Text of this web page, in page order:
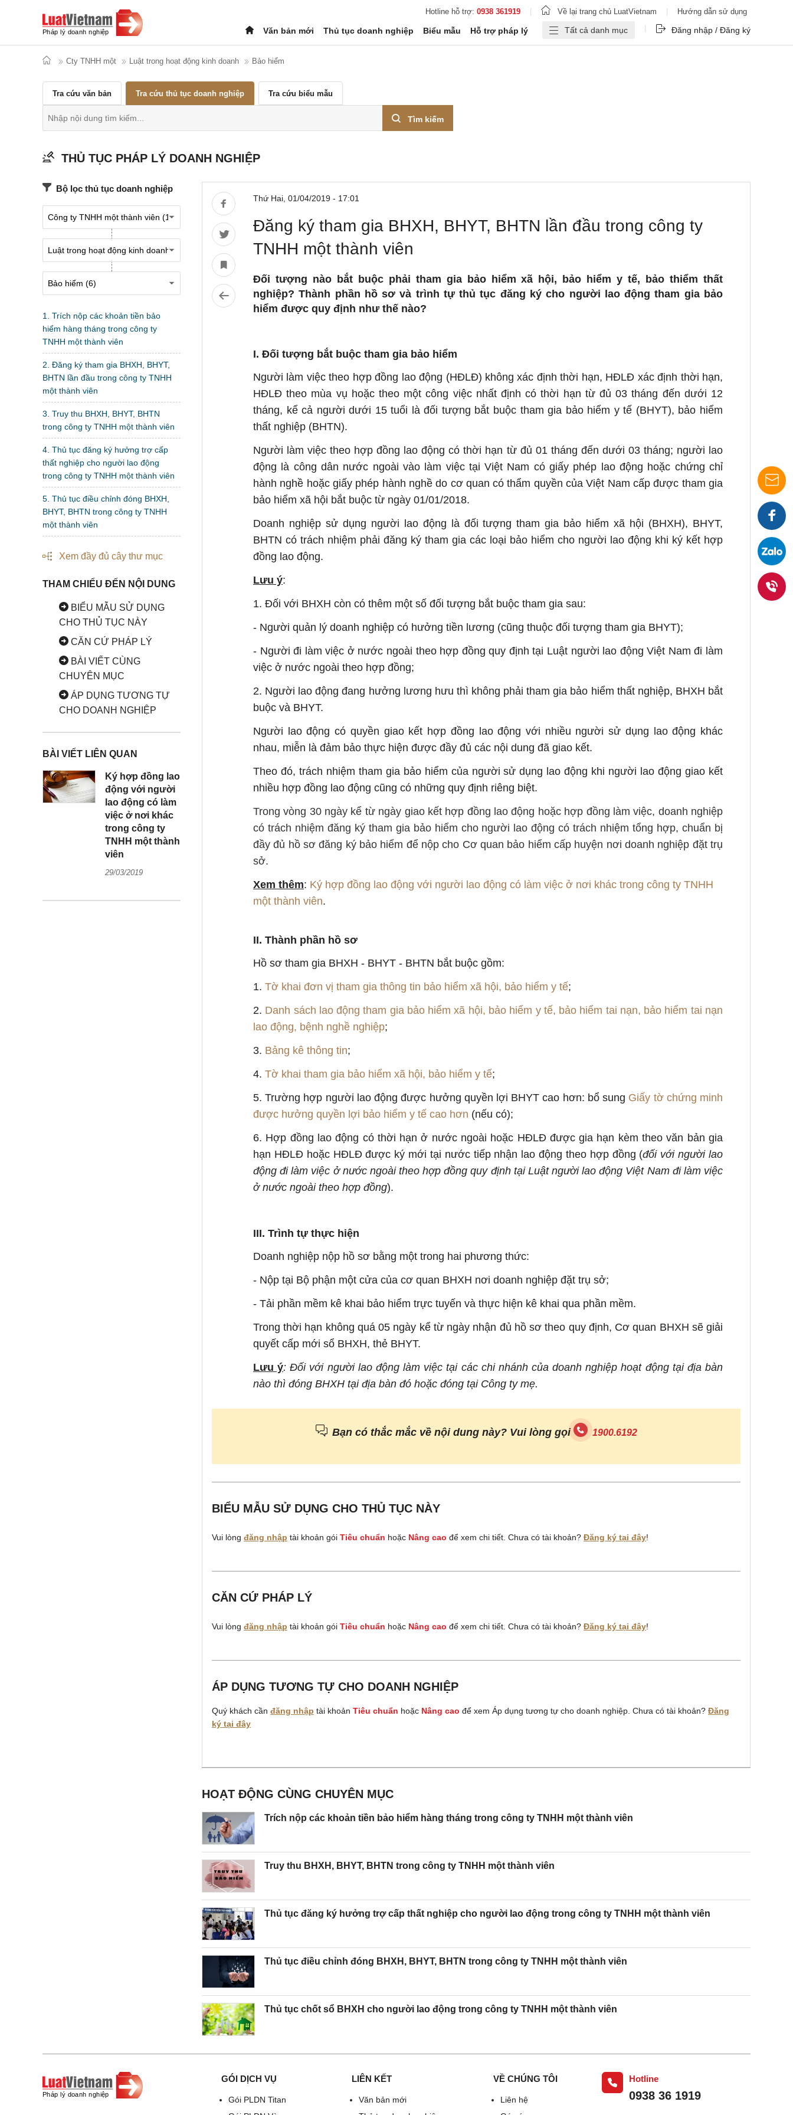
Hotline hỗ trợ: 0938 361919 Về lại trang chủ LuatVietnam Hướng dẫn sử dụng
Văn bản mới Thủ tục doanh nghiệp Biểu mẫu Hỗ trợ pháp lý Tất cả danh mục | Đăng nhập / Đăng ký
Cty TNHH một Luật trong hoạt động kinh doanh Bảo hiểm
Tra cứu văn bản Tra cứu thủ tục doanh nghiệp Tra cứu biểu mẫu
Tìm kiếm
THỦ TỤC PHÁP LÝ DOANH NGHIỆP
Thứ Hai, 01/04/2019 - 17:01
Đăng ký tham gia BHXH, BHYT, BHTN lần đầu trong công ty
TNHH một thành viên
Đối tượng nào bắt buộc phải tham gia bảo hiểm xã hội, bảo hiểm y tế, bảo thiểm thất
nghiệp? Thành phần hồ sơ và trình tự thủ tục đăng ký cho người lao động tham gia bảo
hiểm được quy định như thế nào?
I. Đối tượng bắt buộc tham gia bảo hiểm
Người làm việc theo hợp đồng lao động (HĐLĐ) không xác định thời hạn, HĐLĐ xác định thời hạn,
HĐLĐ theo mùa vụ hoặc theo một công việc nhất định có thời hạn từ đủ 03 tháng đến dưới 12
tháng, kể cả người dưới 15 tuổi là đối tượng bắt buộc tham gia bảo hiểm y tế (BHYT), bảo hiểm
thất nghiệp (BHTN).
Người làm việc theo hợp đồng lao động có thời hạn từ đủ 01 tháng đến dưới 03 tháng; người lao
động là công dân nước ngoài vào làm việc tại Việt Nam có giấy phép lao động hoặc chứng chỉ
hành nghề hoặc giấy phép hành nghề do cơ quan có thẩm quyền của Việt Nam cấp được tham gia
bảo hiểm xã hội bắt buộc từ ngày 01/01/2018.
Doanh nghiệp sử dụng người lao động là đối tượng tham gia bảo hiểm xã hội (BHXH), BHYT,
BHTN có trách nhiệm phải đăng ký tham gia các loại bảo hiểm cho người lao động khi ký kết hợp
đồng lao động.
Lưu ý:
1. Đối với BHXH còn có thêm một số đối tượng bắt buộc tham gia sau:
- Người quản lý doanh nghiệp có hưởng tiền lương (cũng thuộc đối tượng tham gia BHYT);
- Người đi làm việc ở nước ngoài theo hợp đồng quy định tại Luật người lao động Việt Nam đi làm
việc ở nước ngoài theo hợp đồng;
2. Người lao động đang hưởng lương hưu thì không phải tham gia bảo hiểm thất nghiệp, BHXH bắt
buộc và BHYT.
Người lao động có quyền giao kết hợp đồng lao động với nhiều người sử dụng lao động khác
nhau, miễn là đảm bảo thực hiện được đầy đủ các nội dung đã giao kết.
Theo đó, trách nhiệm tham gia bảo hiểm của người sử dụng lao động khi người lao động giao kết
nhiều hợp đồng lao động cũng có những quy định riêng biệt.
Trong vòng 30 ngày kể từ ngày giao kết hợp đồng lao động hoặc hợp đồng làm việc, doanh nghiệp
có trách nhiệm đăng ký tham gia bảo hiểm cho người lao động có trách nhiệm tổng hợp, chuẩn bị
đầy đủ hồ sơ đăng ký bảo hiểm để nộp cho Cơ quan bảo hiểm cấp huyện nơi doanh nghiệp đặt trụ
sở.
Xem thêm: Ký hợp đồng lao động với người lao động có làm việc ở nơi khác trong công ty TNHH
một thành viên.
II. Thành phần hồ sơ
Hồ sơ tham gia BHXH - BHYT - BHTN bắt buộc gồm:
1. Tờ khai đơn vị tham gia thông tin bảo hiểm xã hội, bảo hiểm y tế;
2. Danh sách lao động tham gia bảo hiểm xã hội, bảo hiểm y tế, bảo hiểm tai nạn, bảo hiểm tai nạn
lao động, bệnh nghề nghiệp;
3. Bảng kê thông tin;
4. Tờ khai tham gia bảo hiểm xã hội, bảo hiểm y tế;
5. Trường hợp người lao động được hưởng quyền lợi BHYT cao hơn: bổ sung Giấy tờ chứng minh
được hưởng quyền lợi bảo hiểm y tế cao hơn (nếu có);
6. Hợp đồng lao động có thời hạn ở nước ngoài hoặc HĐLĐ được gia hạn kèm theo văn bản gia
hạn HĐLĐ hoặc HĐLĐ được ký mới tại nước tiếp nhận lao động theo hợp đồng (đối với người lao
động đi làm việc ở nước ngoài theo hợp đồng quy định tại Luật người lao động Việt Nam đi làm việc
ở nước ngoài theo hợp đồng).
III. Trình tự thực hiện
Doanh nghiệp nộp hồ sơ bằng một trong hai phương thức:
- Nộp tại Bộ phận một cửa của cơ quan BHXH nơi doanh nghiệp đặt trụ sở;
- Tải phần mềm kê khai bảo hiểm trực tuyến và thực hiện kê khai qua phần mềm.
Trong thời hạn không quá 05 ngày kể từ ngày nhận đủ hồ sơ theo quy định, Cơ quan BHXH sẽ giải
quyết cấp mới sổ BHXH, thẻ BHYT.
Lưu ý: Đối với người lao động làm việc tại các chi nhánh của doanh nghiệp hoạt động tại địa bàn
nào thì đóng BHXH tại địa bàn đó hoặc đóng tại Công ty mẹ.
Bạn có thắc mắc về nội dung này? Vui lòng gọi 1900.6192
BIỂU MẪU SỬ DỤNG CHO THỦ TỤC NÀY
Vui lòng đăng nhập tài khoản gói Tiêu chuẩn hoặc Nâng cao để xem chi tiết. Chưa có tài khoản? Đăng ký tại đây!
CĂN CỨ PHÁP LÝ
Vui lòng đăng nhập tài khoản gói Tiêu chuẩn hoặc Nâng cao để xem chi tiết. Chưa có tài khoản? Đăng ký tại đây!
ÁP DỤNG TƯƠNG TỰ CHO DOANH NGHIỆP
Quý khách cần đăng nhập tài khoản Tiêu chuẩn hoặc Nâng cao để xem Áp dụng tương tự cho doanh nghiệp. Chưa có tài khoản? Đăng
ký tại đây
HOẠT ĐỘNG CÙNG CHUYÊN MỤC
Trích nộp các khoản tiền bảo hiểm hàng tháng trong công ty TNHH một thành viên
Truy thu BHXH, BHYT, BHTN trong công ty TNHH một thành viên
Thủ tục đăng ký hưởng trợ cấp thất nghiệp cho người lao động trong công ty TNHH một thành viên
Thủ tục điều chỉnh đóng BHXH, BHYT, BHTN trong công ty TNHH một thành viên
Thủ tục chốt sổ BHXH cho người lao động trong công ty TNHH một thành viên
Bộ lọc thủ tục doanh nghiệp
1. Trích nộp các khoản tiền bảo
hiểm hàng tháng trong công ty
TNHH một thành viên
2. Đăng ký tham gia BHXH, BHYT,
BHTN lần đầu trong công ty TNHH
một thành viên
3. Truy thu BHXH, BHYT, BHTN
trong công ty TNHH một thành viên
4. Thủ tục đăng ký hưởng trợ cấp
thất nghiệp cho người lao động
trong công ty TNHH một thành viên
5. Thủ tục điều chỉnh đóng BHXH,
BHYT, BHTN trong công ty TNHH
một thành viên
lao động trong công ty TNHH một
Xem đầy đủ cây thư mục
THAM CHIẾU ĐẾN NỘI DUNG
BIỂU MẪU SỬ DỤNG
CHO THỦ TỤC NÀY
CĂN CỨ PHÁP LÝ
BÀI VIẾT CÙNG
CHUYÊN MỤC
ÁP DỤNG TƯƠNG TỰ
CHO DOANH NGHIỆP
BÀI VIẾT LIÊN QUAN
Ký hợp đồng lao
động với người
lao động có làm
việc ở nơi khác
trong công ty
TNHH một thành
viên
29/03/2019
GÓI DỊCH VỤ
Gói PLDN Titan
LIÊN KẾT
Văn bản mới
VỀ CHÚNG TÔI
Liên hệ
Hotline
0938 36 1919
Nhận
báo
giá
ngay